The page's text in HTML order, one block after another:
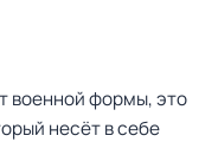
военной формы, это
несёт в себе